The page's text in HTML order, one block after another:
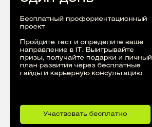
Бесплатный профориентационный
проект
Пройдите тест и определите ваше
направление в IT. Выигрывайте
призы, получайте подарки и личный
план развития через бесплатные
гайды и карьерную консультацию
Участвовать бесплатно